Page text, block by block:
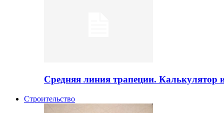
Средняя линия трапеции.
Строительство